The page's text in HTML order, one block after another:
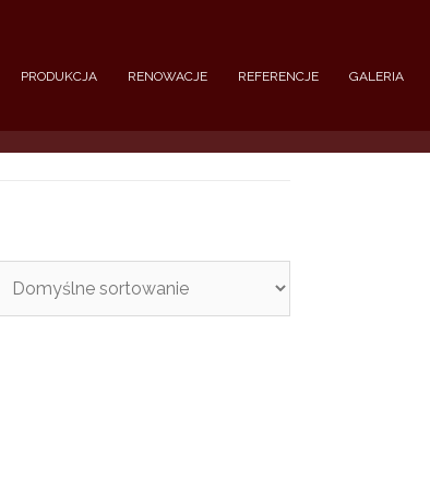
PRODUKCJA RENOWACJE REFERENCJE GALERIA